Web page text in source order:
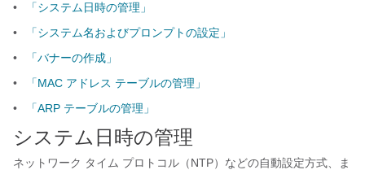
•
「システム日時の管理」
•
「システム名およびプロンプトの設定」
•
「バナーの作成」
•
「MAC アドレス テーブルの管理」
•
「ARP テーブルの管理」
システム日時の管理
ネットワーク タイム プロトコル（NTP）などの自動設定方式、ま